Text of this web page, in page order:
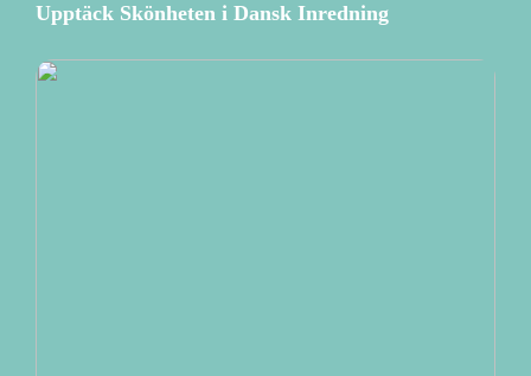
Upptäck Skönheten i Dansk Inredning